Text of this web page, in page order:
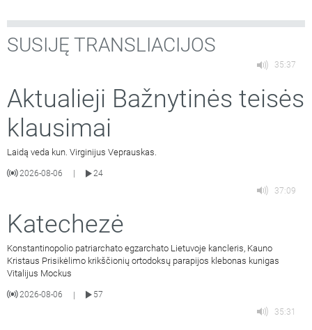
SUSIJĘ TRANSLIACIJOS
35:37
Aktualieji Bažnytinės teisės
klausimai
Laidą veda kun. Virginijus Veprauskas.
2026-08-06
24
37:09
Katechezė
Konstantinopolio patriarchato egzarchato Lietuvoje kancleris, Kauno
Kristaus Prisikėlimo krikščionių ortodoksų parapijos klebonas kunigas
Vitalijus Mockus
2026-08-06 |
57
35:31